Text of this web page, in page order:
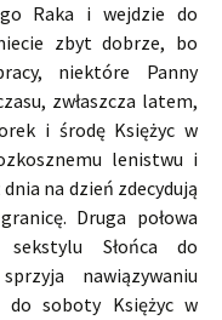
Raka i wejdzie do
zbyt dobrze, bo
niektóre Panny
zwłaszcza latem,
i środę Księżyc w
lenistwu i
na dzień zdecydują
Druga połowa
Słońca do
nawiązywaniu
do soboty Księżyc w